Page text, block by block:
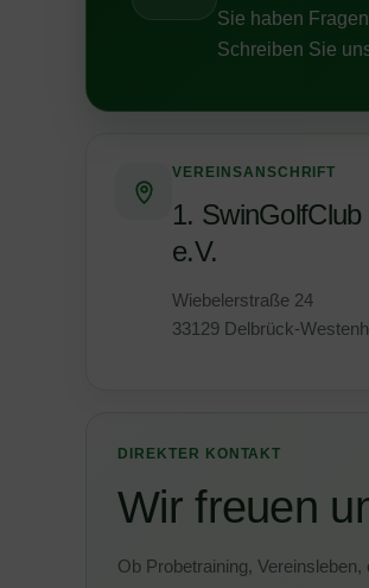
Sie haben
Schreiben Sie
VEREINSANSCHRIFT
1. SwinGolfClub
e.V.
Wiebelerstraße 24
33129 Delbrück-
DIREKTER KONTAKT
Wir freuen
Ob Probetraining,